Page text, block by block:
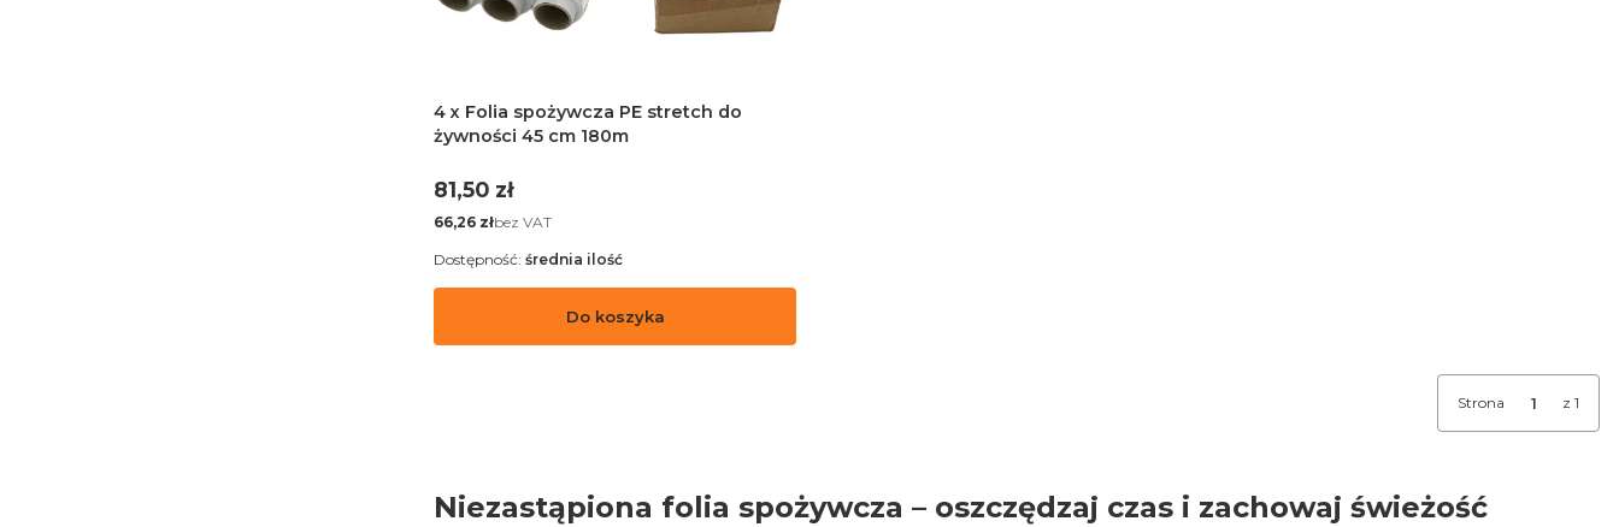
4 x Folia spożywcza PE stretch do
żywności 45 cm 180m
Cena
81,50 zł
Cena
66,26 złbez VAT
Do koszyka
Dostępność: średnia ilość
Strona z 1
Niezastąpiona folia spożywcza – oszczędzaj czas i zachowaj świeżość